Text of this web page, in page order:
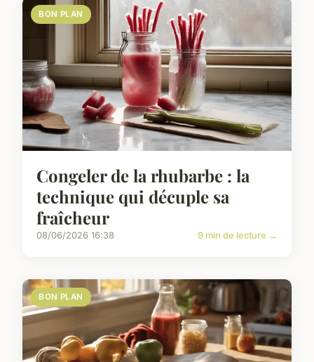
BON PLAN
Congeler de la rhubarbe : la
technique qui décuple sa
fraîcheur
08/06/2026 16:38 9 min de lecture →
BON PLAN